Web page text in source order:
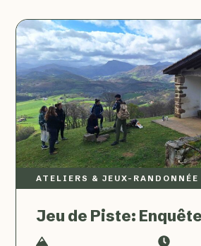
ATELIERS & JEUX– RANDONNÉE
Jeu de Piste: